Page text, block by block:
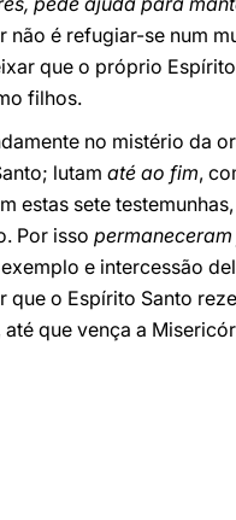
é refugiar-se num
que o próprio
filhos.
no mistério da
lutam até ao fim,
estas sete
Por isso
e intercessão
o Espírito Santo
que vença a